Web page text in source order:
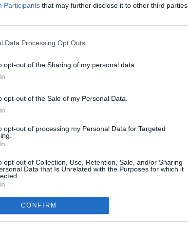
Participants that may further disclose it to other third parties.
Data Processing Opt Outs
opt-out of the Sharing of my personal data.
opt-out of the Sale of my Personal Data.
opt-out of processing my Personal Data for Targeted
opt-out of Collection, Use, Retention, Sale, and/or Sharing
Data that Is Unrelated with the Purposes for which it
CONFIRM
στοCulturenow.gr
και τον Πολιτισμό!
το Culturenow.gr